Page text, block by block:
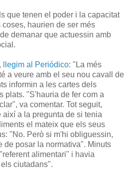
que tenen el poder i la capacitat
haurien de ser més
demanar que actuessin amb
llegim al Periódico: "La més
a veure amb el seu nou cavall de
informin a les cartes dels
plats. "S'hauria de fer com a
va comentar. Tot seguit,
a la pregunta de si tenia
el mateix que els seus
"No. Però si m'hi obliguessin,
de posar la normativa". Minuts
alimentari" i havia
ciutadans".